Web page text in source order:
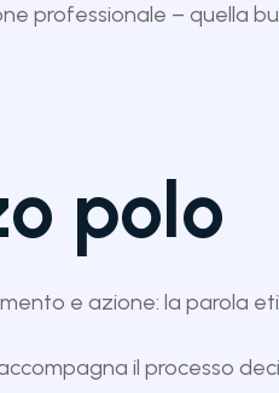
professionale – quella
polo
e azione: la parola
il processo